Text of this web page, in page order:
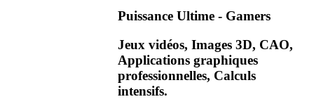
Puissance Ultime - Gamers
Jeux vidéos, Images 3D, CAO,
Applications graphiques
professionnelles, Calculs
intensifs.